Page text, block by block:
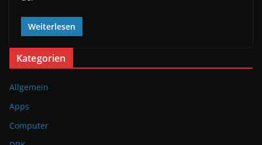
Weiterlesen
Kategorien
Allgemein
Apps
Computer